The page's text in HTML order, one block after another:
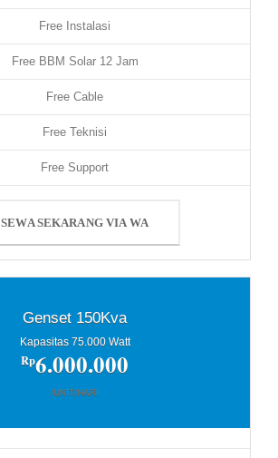
Free Instalasi
Free BBM Solar 12 Jam
Free Cable
Free Teknisi
Free Support
SEWA SEKARANG VIA WA
Genset 150Kva
Kapasitas 75.000 Watt
Rp6.000.000
/UNIT/HARI